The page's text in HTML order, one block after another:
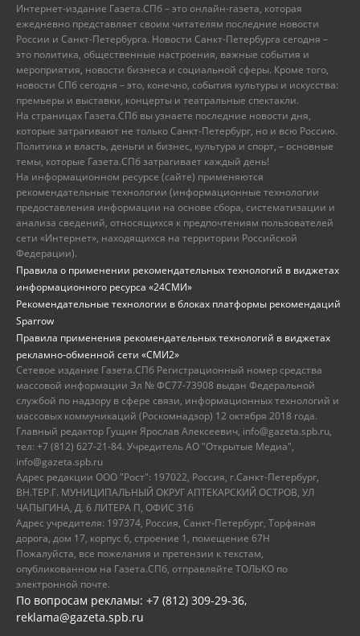
Интернет-издание Газета.СПб – это онлайн-газета, которая
ежедневно представляет своим читателям последние новости
России и Санкт-Петербурга. Новости Санкт-Петербурга сегодня –
это политика, общественные настроения, важные события и
мероприятия, новости бизнеса и социальной сферы. Кроме того,
новости СПб сегодня – это, конечно, события культуры и искусства:
премьеры и выставки, концерты и театральные спектакли.
На страницах Газета.СПб вы узнаете последние новости дня,
которые затрагивают не только Санкт-Петербург, но и всю Россию.
Политика и власть, деньги и бизнес, культура и спорт, – основные
темы, которые Газета.СПб затрагивает каждый день!
На информационном ресурсе (сайте) применяются
рекомендательные технологии (информационные технологии
предоставления информации на основе сбора, систематизации и
анализа сведений, относящихся к предпочтениям пользователей
сети «Интернет», находящихся на территории Российской
Федерации).
Правила о применении рекомендательных технологий в виджетах
информационного ресурса «24СМИ»
Рекомендательные технологии в блоках платформы рекомендаций
Sparrow
Правила применения рекомендательных технологий в виджетах
рекламно-обменной сети «СМИ2»
Сетевое издание Газета.СПб Регистрационный номер средства
массовой информации Эл № ФС77-73908 выдан Федеральной
службой по надзору в сфере связи, информационных технологий и
массовых коммуникаций (Роскомнадзор) 12 октября 2018 года.
Главный редактор Гущин Ярослав Алексеевич, info@gazeta.spb.ru,
тел: +7 (812) 627-21-84. Учредитель АО "Открытые Медиа",
info@gazeta.spb.ru
Адрес редакции ООО "Рост": 197022, Россия, г.Санкт-Петербург,
ВН.ТЕР.Г. МУНИЦИПАЛЬНЫЙ ОКРУГ АПТЕКАРСКИЙ ОСТРОВ, УЛ
ЧАПЫГИНА, Д. 6 ЛИТЕРА П, ОФИС 316
Адрес учредителя: 197374, Россия, Санкт-Петербург, Торфяная
дорога, дом 17, корпус 6, строение 1, помещение 67Н
Пожалуйста, все пожелания и претензии к текстам,
опубликованном на Газета.СПб, отправляйте ТОЛЬКО по
электронной почте.
По вопросам рекламы: +7 (812) 309-29-36,
reklama@gazeta.spb.ru